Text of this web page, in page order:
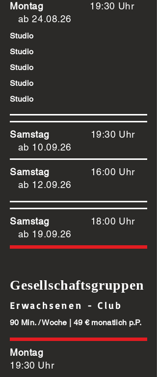
Montag
19:30 Uhr
ab 24.08.26
Studio
Studio
Studio
Studio
Studio
Samstag
19:30 Uhr
ab 10.09.26
Samstag
16:00 Uhr
ab 12.09.26
Samstag
18:00 Uhr
ab 19.09.26
Gesellschaftsgruppen
Erwachsenen - Club
90 Min. / Woche | 49 € monatlich p.P.
Montag
19:30 Uhr